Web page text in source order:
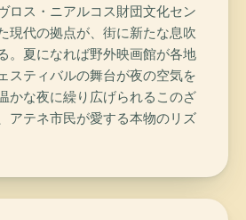
ロス・ニアルコス財団文化セン
現代の拠点が、街に新たな息吹
。夏になれば野外映画館が各地
スティバルの舞台が夜の空気を
かな夜に繰り広げられるこのざ
アテネ市民が愛する本物のリズ